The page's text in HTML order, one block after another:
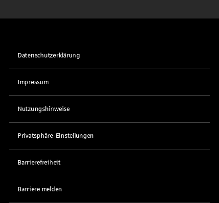
Datenschutzerklärung
Impressum
Nutzungshinweise
Privatsphäre-Einstellungen
Barrierefreiheit
Barriere melden